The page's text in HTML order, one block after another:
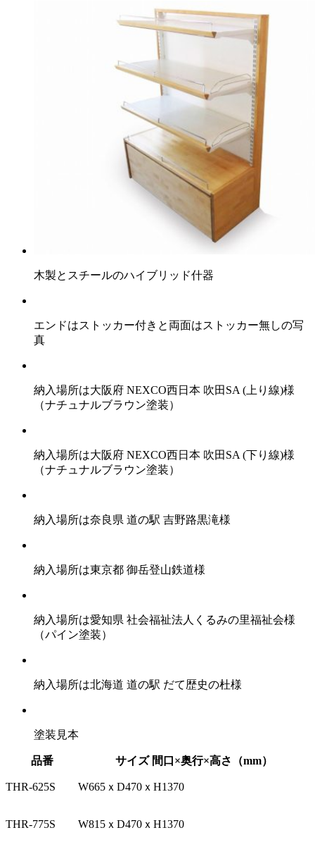
木製とスチールのハイブリッド什器
エンドはストッカー付きと両面はストッカー無しの写
真
納入場所は大阪府 NEXCO西日本 吹田SA (上り線)様
（ナチュナルブラウン塗装）
納入場所は大阪府 NEXCO西日本 吹田SA (下り線)様
（ナチュナルブラウン塗装）
納入場所は奈良県 道の駅 吉野路黒滝様
納入場所は東京都 御岳登山鉄道様
納入場所は愛知県 社会福祉法人くるみの里福祉会様
（パイン塗装）
納入場所は北海道 道の駅 だて歴史の杜様
塗装見本
品番 サイズ 間口×奥行×高さ（mm）
THR-625S W665ｘD470ｘH1370
THR-775S W815ｘD470ｘH1370